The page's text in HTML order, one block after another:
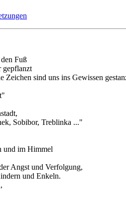
Fuß
gepflanzt
Zeichen sind uns ins Gewissen
Sobibor, Treblinka ..."
und im Himmel
Angst und Verfolgung,
und Enkeln.